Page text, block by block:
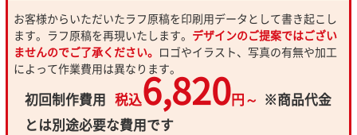
お客様からいただいたラフ原稿を印刷用データとして書き起こし
ます。ラフ原稿を再現いたします。 デザインのご提案ではござい
ませんのでご了承ください。 ロゴやイラスト、写真の有無や加工
によって作業費用は異なります。
初回制作費用 税込6,820円～ ※商品代金
とは別途必要な費用です